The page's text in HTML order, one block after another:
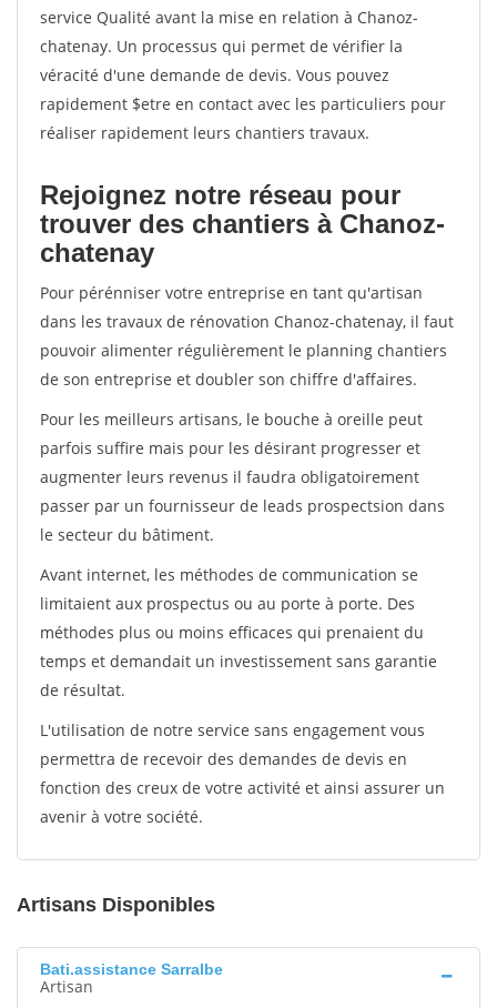
service Qualité avant la mise en relation à Chanoz-
chatenay. Un processus qui permet de vérifier la
véracité d'une demande de devis. Vous pouvez
rapidement $etre en contact avec les particuliers pour
réaliser rapidement leurs chantiers travaux.
Rejoignez notre réseau pour
trouver des chantiers à Chanoz-
chatenay
Pour pérénniser votre entreprise en tant qu'artisan
dans les travaux de rénovation Chanoz-chatenay, il faut
pouvoir alimenter régulièrement le planning chantiers
de son entreprise et doubler son chiffre d'affaires.
Pour les meilleurs artisans, le bouche à oreille peut
parfois suffire mais pour les désirant progresser et
augmenter leurs revenus il faudra obligatoirement
passer par un fournisseur de leads prospectsion dans
le secteur du bâtiment.
Avant internet, les méthodes de communication se
limitaient aux prospectus ou au porte à porte. Des
méthodes plus ou moins efficaces qui prenaient du
temps et demandait un investissement sans garantie
de résultat.
L'utilisation de notre service sans engagement vous
permettra de recevoir des demandes de devis en
fonction des creux de votre activité et ainsi assurer un
avenir à votre société.
Artisans Disponibles
Bati.assistance Sarralbe
Artisan